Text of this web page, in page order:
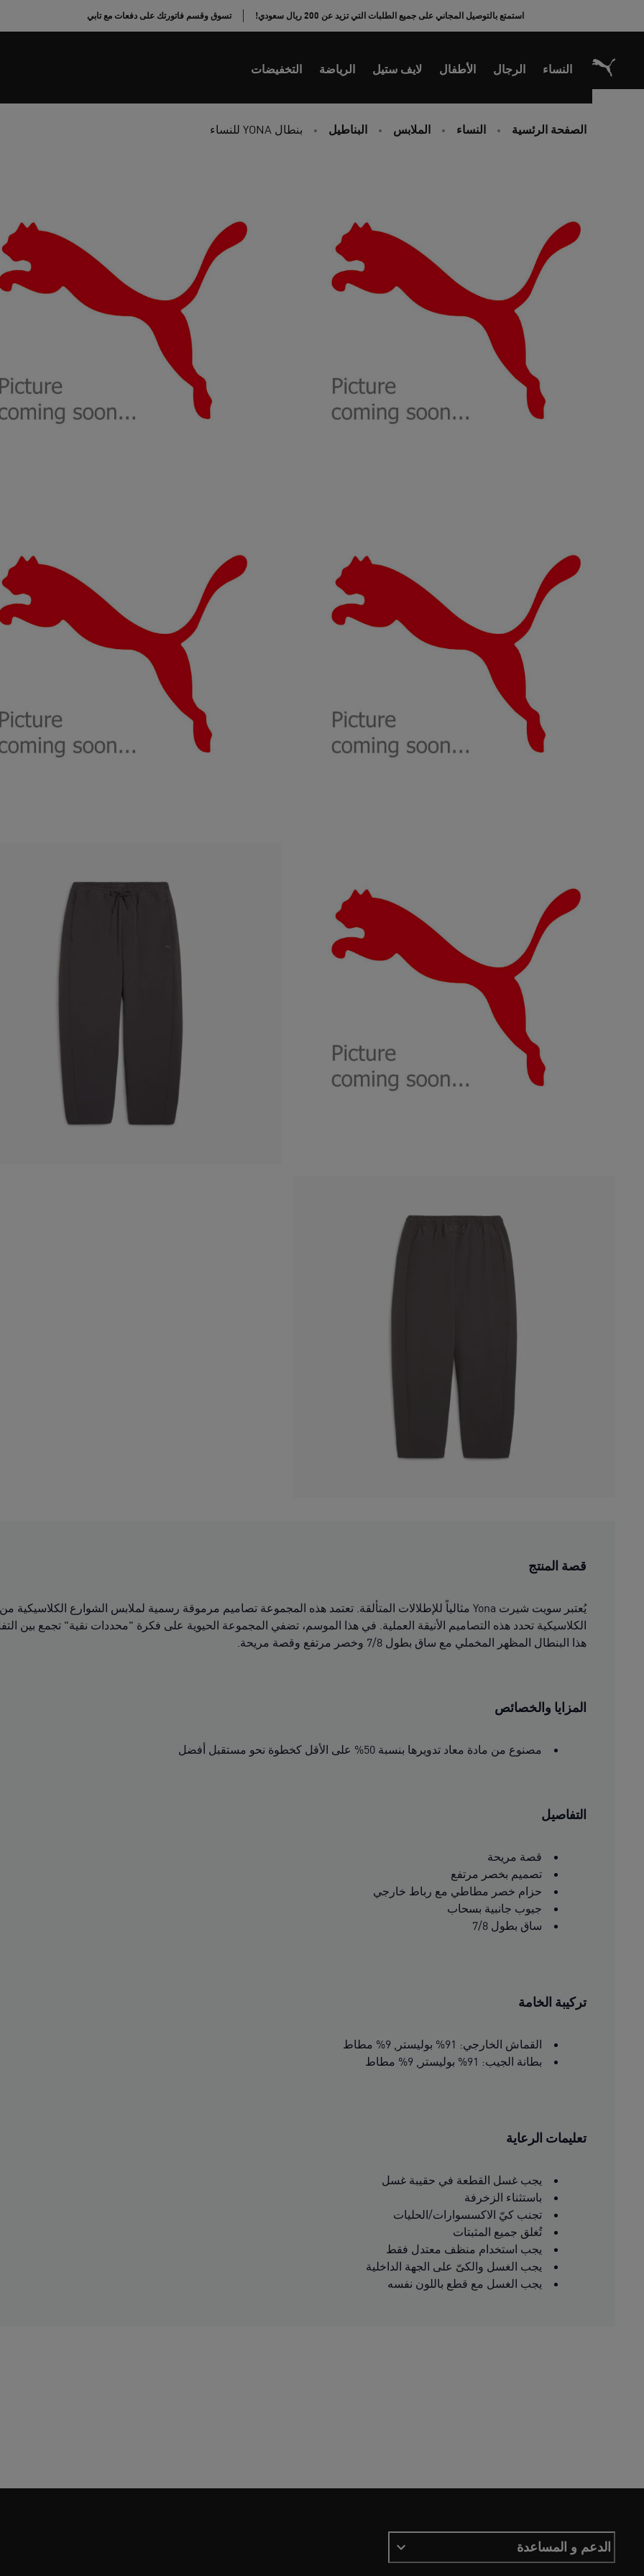
استمتع بالتوصيل المجاني على جميع الطلبات التي تزيد عن 200 ريال سعودي! تسوق وقسم فاتورتك على دفعات مع تابي
النساء الرجال الأطفال لايف ستيل الرياضة التخفيضات
الصفحة الرئسية النساء الملابس البناطيل بنطال YONA للنساء
قصة المنتج
الكلاسيكية تحدد هذه التصاميم الأنيقة العملية. في هذا الموسم، تضفي المجموعة الحيوية على فكرة "محددات نقية" تجمع بين
هذا البنطال المظهر المخملي مع ساق بطول 7/8 وخصر مرتفع وقصة مريحة.
المزايا والخصائص
مصنوع من مادة معاد تدويرها بنسبة 50% على الأقل كخطوة نحو مستقبل أفضل
التفاصيل
قصة مريحة
تصميم بخصر مرتفع
حزام خصر مطاطي مع رباط خارجي
جيوب جانبية بسحاب
ساق بطول 7/8
تركيبة الخامة
القماش الخارجي: 91% بوليستر, 9% مطاط
بطانة الجيب: 91% بوليستر, 9% مطاط
تعليمات الرعاية
يجب غسل القطعة في حقيبة غسل
باستثناء الزخرفة
تجنب كيّ الاكسسوارات/الحليات
تُغلق جميع المثبتات
يجب استخدام منظف معتدل فقط
يجب الغسل والكىّ على الجهة الداخلية
يجب الغسل مع قطع باللون نفسه
الدعم و المساعدة